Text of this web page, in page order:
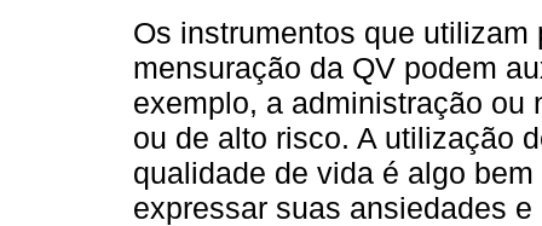
Os instrumentos que
mensuração da QV podem
exemplo, a administração ou
ou de alto risco. A utilização
qualidade de vida é algo
expressar suas ansiedades